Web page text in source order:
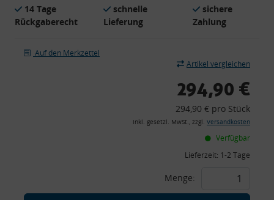
14 Tage
Rückgaberecht
schnelle
Lieferung
sichere
Zahlung
Auf den Merkzettel
Artikel vergleichen
294,90 €
294,90 € pro Stück
inkl. gesetzl. MwSt., zzgl. Versandkosten
Verfügbar
Lieferzeit: 1-2 Tage
Menge: